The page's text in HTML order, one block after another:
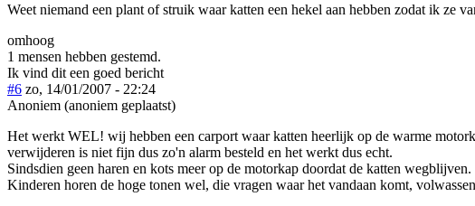
Weet niemand een plant of struik waar katten een hekel aan hebben zodat ik ze
omhoog
1 mensen hebben gestemd.
Ik vind dit een goed bericht
#6 zo, 14/01/2007 - 22:24
Anoniem (anoniem geplaatst)
Het werkt WEL! wij hebben een carport waar katten heerlijk op de warme
verwijderen is niet fijn dus zo'n alarm besteld en het werkt dus echt.
Sindsdien geen haren en kots meer op de motorkap doordat de katten wegblijven.
Kinderen horen de hoge tonen wel, die vragen waar het vandaan komt,